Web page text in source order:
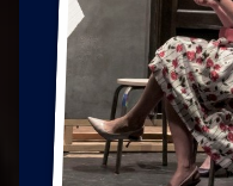
Mario Lovreković
Miroslav Šantek